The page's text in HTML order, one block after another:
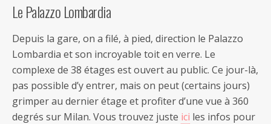
Le Palazzo Lombardia
Depuis la gare, on a filé, à pied, direction le Palazzo
Lombardia et son incroyable toit en verre. Le
complexe de 38 étages est ouvert au public. Ce jour-là,
pas possible d’y entrer, mais on peut (certains jours)
grimper au dernier étage et profiter d’une vue à 360
degrés sur Milan. Vous trouvez juste ici les infos pour